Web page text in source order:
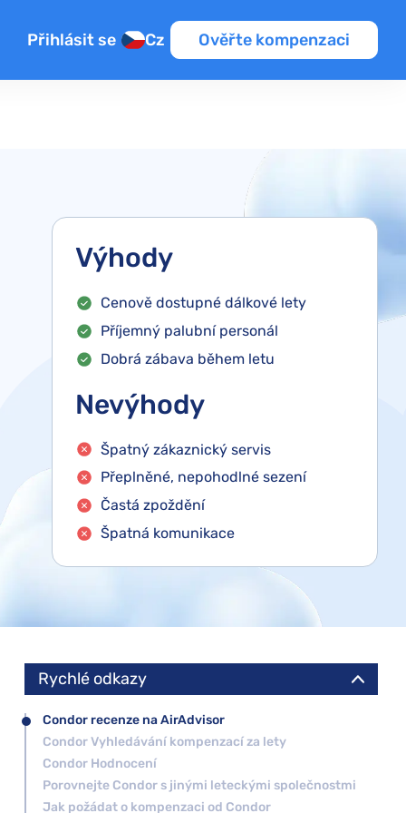
Přihlásit se Cz Ověřte kompenzaci
Výhody
Cenově dostupné dálkové lety
Příjemný palubní personál
Dobrá zábava během letu
Nevýhody
Špatný zákaznický servis
Přeplněné, nepohodlné sezení
Častá zpoždění
Špatná komunikace
Rychlé odkazy
Condor recenze na AirAdvisor
Condor Vyhledávání kompenzací za lety
Condor Hodnocení
Porovnejte Condor s jinými leteckými společnostmi
Jak požádat o kompenzaci od Condor